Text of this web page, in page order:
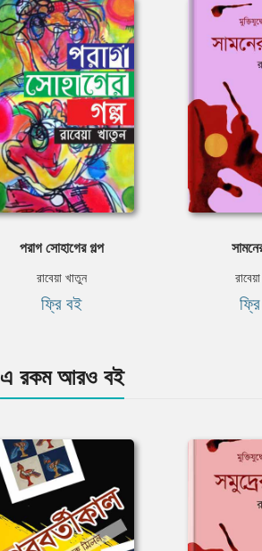
পরাগ সোহাগের গল্প
রাবেয়া খাতুন
ফ্রি বই
এ রকম আরও বই